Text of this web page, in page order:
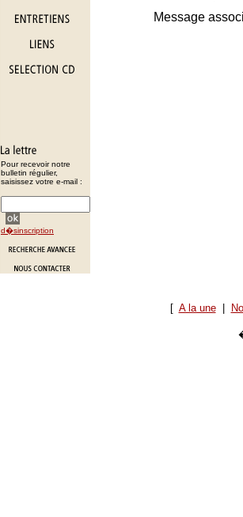
Pour recevoir notre
bulletin régulier,
saisissez votre e-mail :
d�sinscription
Message
[ A la une|